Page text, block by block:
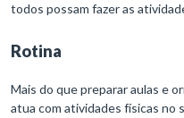
todos possam fazer as
Rotina
Mais do que preparar aulas e
atua com atividades físicas no